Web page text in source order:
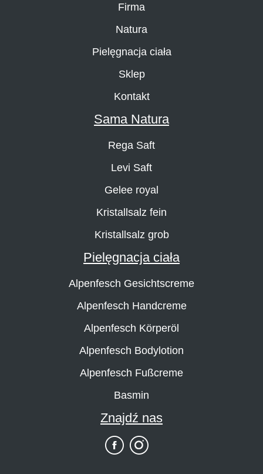
Firma
Natura
Pielęgnacja ciała
Sklep
Kontakt
Sama Natura
Rega Saft
Levi Saft
Gelee royal
Kristallsalz fein
Kristallsalz grob
Pielęgnacja ciała
Alpenfesch Gesichtscreme
Alpenfesch Handcreme
Alpenfesch Körperöl
Alpenfesch Bodylotion
Alpenfesch Fußcreme
Basmin
Znajdź nas